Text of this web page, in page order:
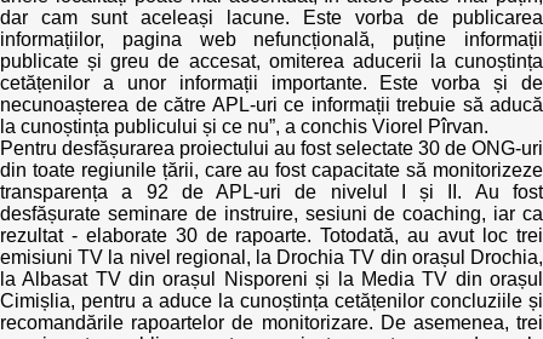
dar cam sunt aceleași lacune. Este vorba de publicarea
informațiilor, pagina web nefuncțională, puține informații
publicate și greu de accesat, omiterea aducerii la cunoștința
cetățenilor a unor informații importante. Este vorba și de
necunoașterea de către APL-uri ce informații trebuie să aducă
la cunoștința publicului și ce nu”, a conchis Viorel Pîrvan.
Pentru desfășurarea proiectului au fost selectate 30 de ONG-uri
din toate regiunile țării, care au fost capacitate să monitorizeze
transparența a 92 de APL-uri de nivelul I și II. Au fost
desfășurate seminare de instruire, sesiuni de coaching, iar ca
rezultat - elaborate 30 de rapoarte. Totodată, au avut loc trei
emisiuni TV la nivel regional, la Drochia TV din orașul Drochia,
la Albasat TV din orașul Nisporeni și la Media TV din orașul
Cimișlia, pentru a aduce la cunoștința cetățenilor concluziile și
recomandările rapoartelor de monitorizare. De asemenea, trei